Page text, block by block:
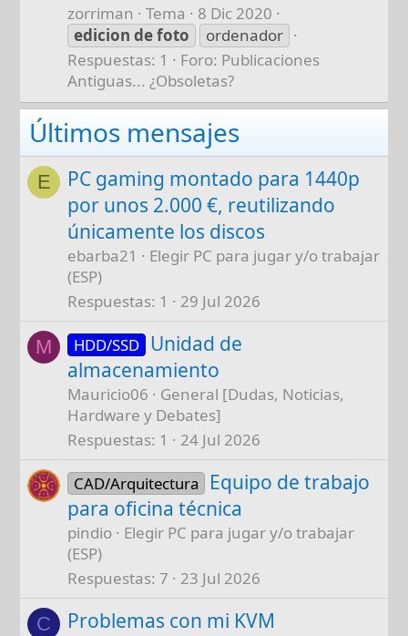
zorriman Tema
8 Dic 2020
edicion defoto
ordenador
Respuestas: 1
Foro: Publicaciones
Antiguas... ¿Obsoletas?
Últimos mensajes
E
PC gaming montado para 1440p
por unos 2.000 €, reutilizando
únicamente los discos
ebarba21
Elegir PC para jugar y/o trabajar
(ESP)
Respuestas 1 29 Jul 2026
M HDD/SSD Unidad de
almacenamiento
Mauricio06
General [Dudas, Noticias,
Hardware y Debates]
Respuestas 1 24 Jul 2026
CAD/Arquitectura
Equipo de trabajo
para oficina técnica
pindio
Elegir PC para jugar y/o trabajar
(ESP)
Respuestas 7 23 Jul 2026
C Problemas con mi KVM